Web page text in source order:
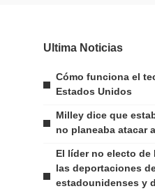
Ultima Noticias
Cómo funciona el
Estados Unidos
Milley dice que
no planeaba atacar
El líder no electo de
las deportaciones
estadounidenses y